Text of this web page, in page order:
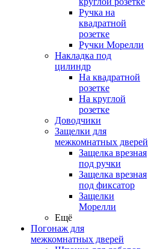
Ручка на
квадратной
розетке
Ручки Морелли
Накладка под
цилиндр
На квадратной
розетке
На круглой
розетке
Доводчики
Защелки для
межкомнатных дверей
Защелка врезная
под ручки
Защелка врезная
под фиксатор
Защелки
Морелли
Ещё
Погонаж для
межкомнатных дверей